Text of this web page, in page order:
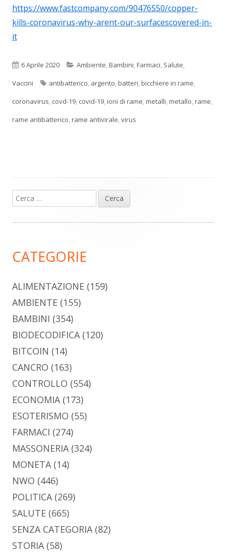
https://www.fastcompany.com/90476550/copper-
kills-coronavirus-why-arent-our-surfacescovered-in-
it
Pubblicato
6 Aprile 2020 Categorie
Ambiente,Bambini,Farmaci, Salute,
Vaccini
Tag
antibatterico, argento,batteri,bicchiere in rame,
coronavirus, covd-19, covid-19,ioni di rame,metalli,metallo,rame,
rame antibatterico,rame antivirale,virus
Barra
laterale
Ricerca
per:
CATEGORIE
ALIMENTAZIONE (159)
AMBIENTE (155)
BAMBINI (354)
BIODECODIFICA(120)
BITCOIN (14)
CANCRO (163)
CONTROLLO (554)
ECONOMIA(173)
ESOTERISMO (55)
FARMACI (274)
MASSONERIA(324)
MONETA(14)
NWO (446)
POLITICA(269)
SALUTE (665)
SENZA CATEGORIA(82)
STORIA(58)